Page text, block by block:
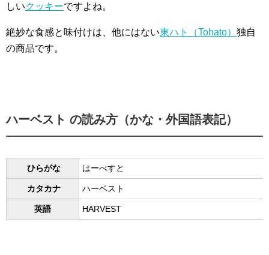
しいクッキーですよね。
絶妙な食感と味付けは、他にはない東ハト（Tohato） 独自
の商品です。
ハーベスト の読み方（かな・外国語表記）
ひらがな はーべすと
カタカナ ハーベスト
英語 HARVEST